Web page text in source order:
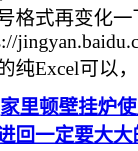
格式再变化
纯Excel可以
里顿壁挂炉
回一定要大